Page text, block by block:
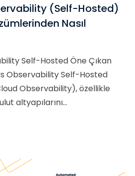
(Self-Hosted)
Nasıl
Self-Hosted Öne Çıkan
Observability Self-Hosted
Observability), özellikle
altyapılarını...